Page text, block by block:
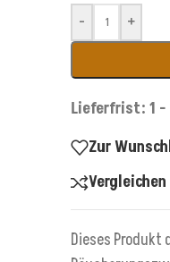
- +
Lieferfrist: 1 -
Zur
Vergleichen
Dieses